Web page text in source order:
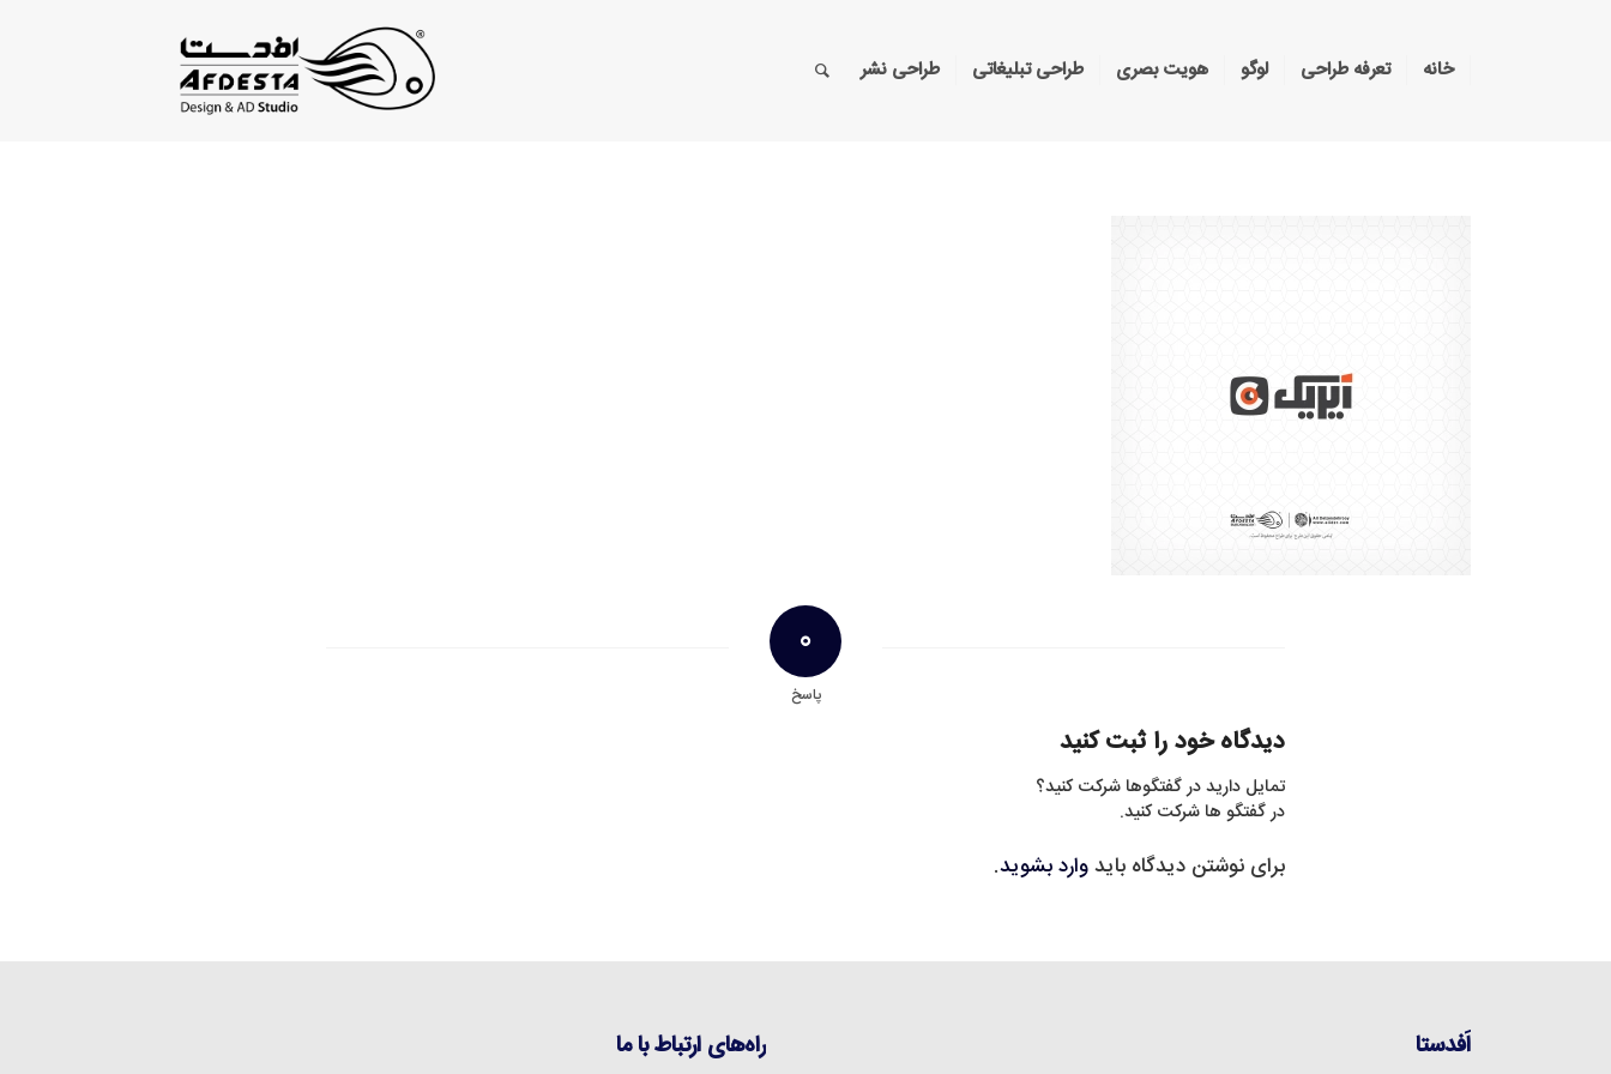
خانه تعرفه طراحی لوگو هویت بصری طراحی تبلیغاتی طراحی نشر
0
پاسخ
دیدگاه خود را ثبت کنید
تمایل دارید در گفتگوها شرکت کنید؟
در گفتگو ها شرکت کنید.
برای نوشتن دیدگاه بایدوارد بشوید.
اَفدستا راه‌های ارتباط با ما